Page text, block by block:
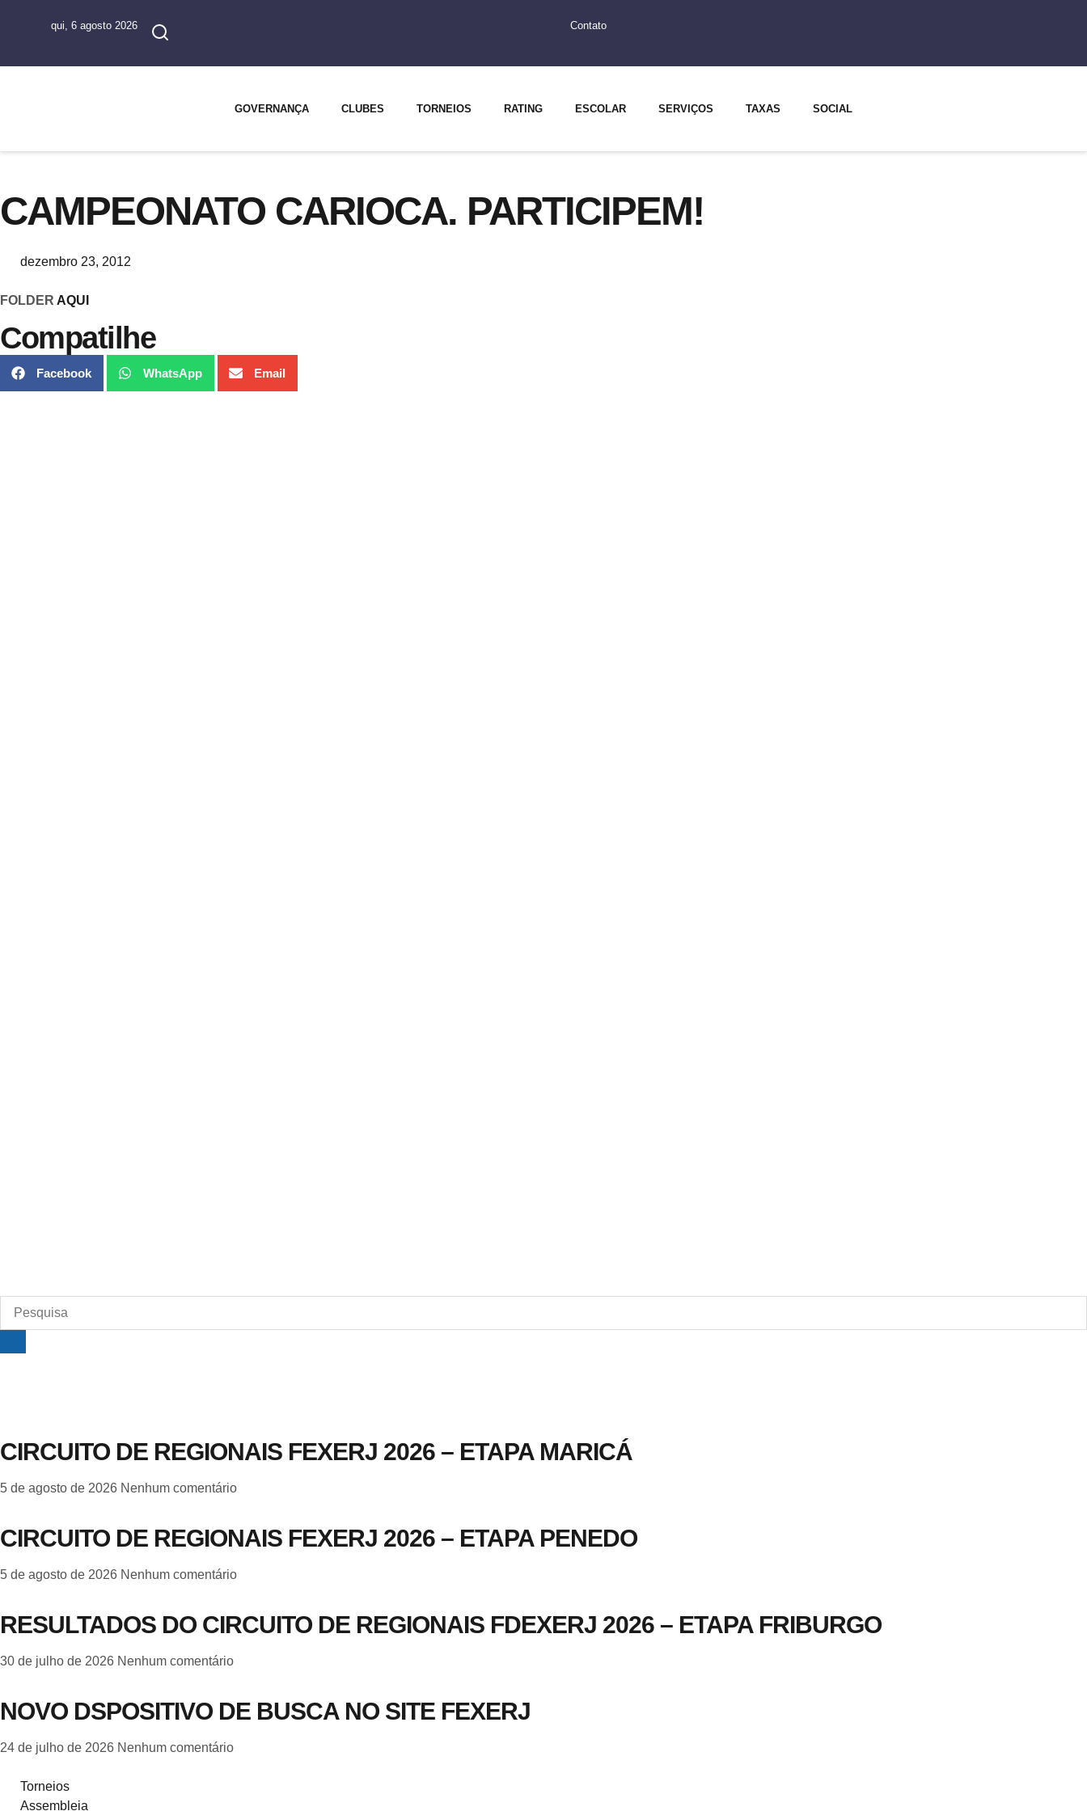
qui, 6 agosto 2026 Contato
GOVERNANÇA CLUBES TORNEIOS RATING ESCOLAR SERVIÇOS TAXAS SOCIAL
CAMPEONATO CARIOCA. PARTICIPEM!
dezembro 23, 2012
FOLDER AQUI
Compatilhe
Facebook WhatsApp Email
CIRCUITO DE REGIONAIS FEXERJ 2026 – ETAPA MARICÁ
5 de agosto de 2026 Nenhum comentário
CIRCUITO DE REGIONAIS FEXERJ 2026 – ETAPA PENEDO
5 de agosto de 2026 Nenhum comentário
RESULTADOS DO CIRCUITO DE REGIONAIS FDEXERJ 2026 – ETAPA FRIBURGO
30 de julho de 2026 Nenhum comentário
NOVO DSPOSITIVO DE BUSCA NO SITE FEXERJ
24 de julho de 2026 Nenhum comentário
Torneios
Assembleia